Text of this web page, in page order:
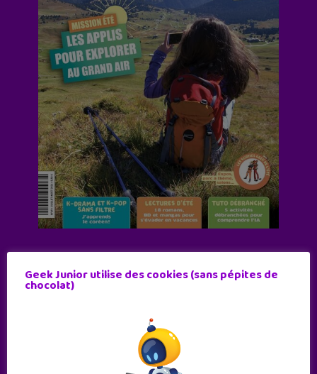
11 numéros par an
JE M'ABONNE !
Geek Junior utilise des cookies (sans pépites de
chocolat)